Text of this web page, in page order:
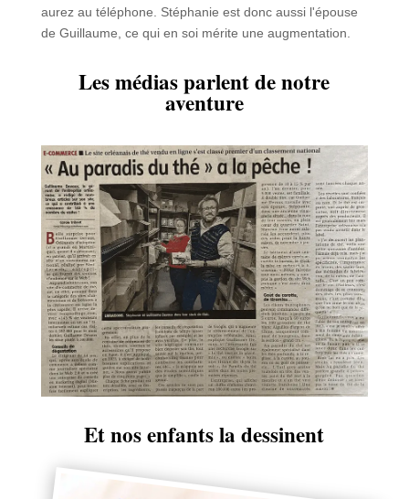
aurez au téléphone. Stéphanie est donc aussi l'épouse
de Guillaume, ce qui en soi mérite une augmentation.
Les médias parlent de notre
aventure
Et nos enfants la dessinent